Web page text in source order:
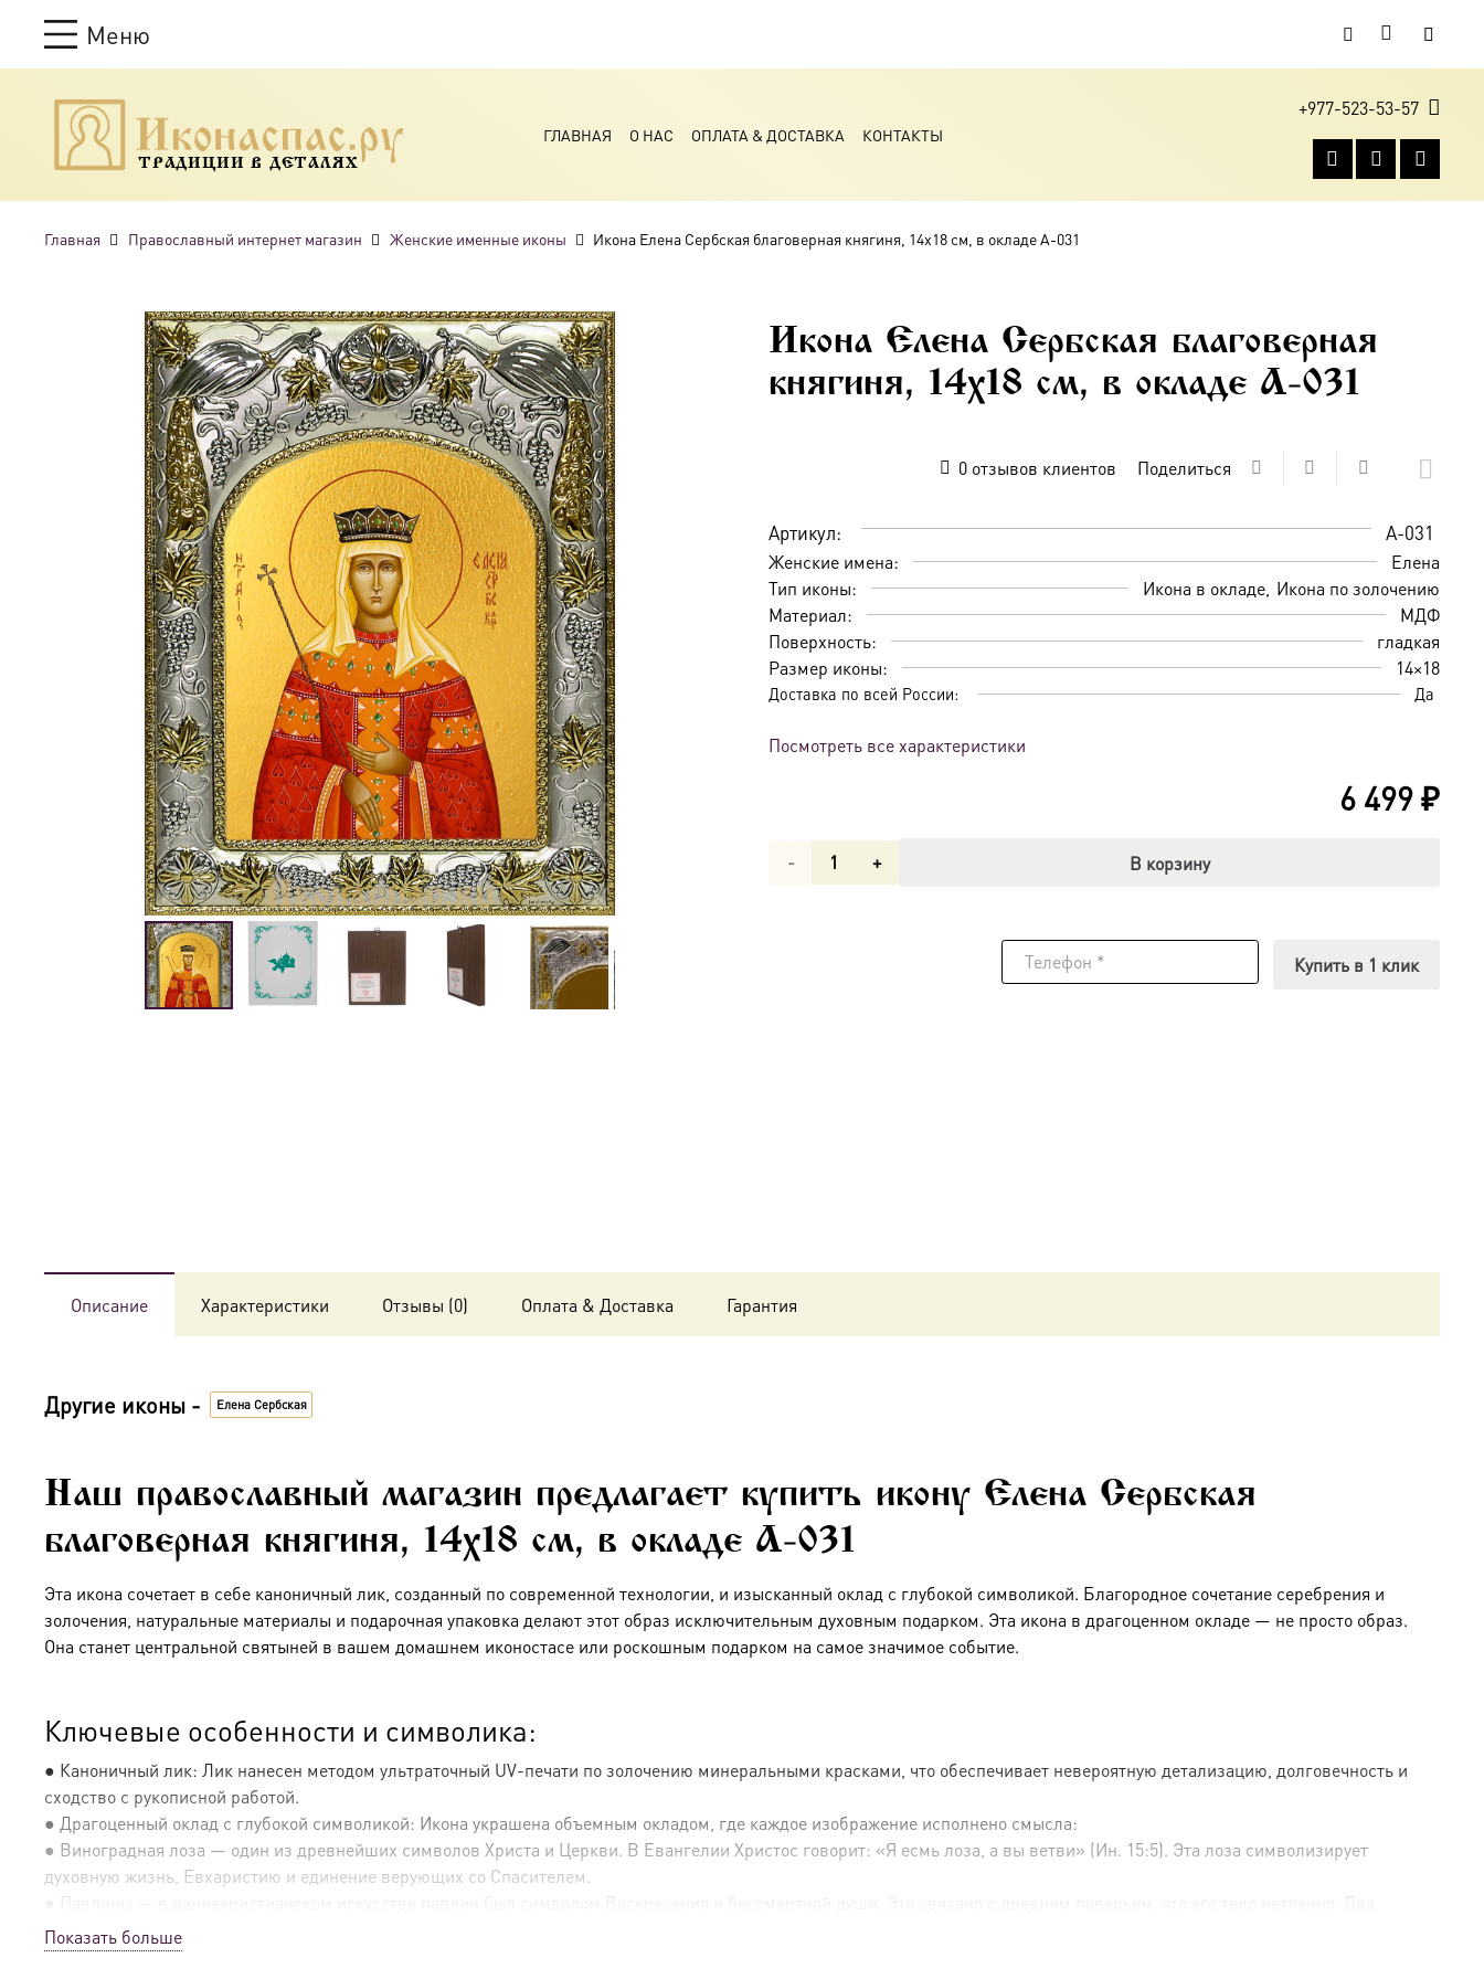
Меню
ТРАДИЦИИ В ДЕТАЛЯХ
ГЛАВНАЯ О НАС ОПЛАТА & ДОСТАВКА КОНТАКТЫ
+977-523-53-57
Главная Православный интернет магазин Женские именные иконы Икона Елена Сербская благоверная княгиня, 14х18 см, в окладе A-031
Икона Елена Сербская благоверная
княгиня, 14х18 см, в окладе A-031
0отзывов клиентов Поделиться
Артикул: A-031
Женские имена:
Елена
Тип иконы:
Икона в окладе Икона по золочению
Материал:
МДФ
Поверхность:
гладкая
Размер иконы:
14×18
Доставка по всей России: Да
Посмотреть все характеристики
6 499₽
Количество
A-
В корзину
Купить в 1 клик
Описание Характеристики Отзывы (0) Оплата & Доставка Гарантия
Другие иконы - Елена Сербская
Наш православный магазин предлагает купить икону Елена Сербская
благоверная княгиня, 14х18 см, в окладе A-031
Эта икона сочетает в себе каноничный лик, созданный по современной технологии, и изысканный оклад с глубокой символикой. Благородное сочетание серебрения и
золочения, натуральные материалы и подарочная упаковка делают этот образ исключительным духовным подарком. Эта икона в драгоценном окладе — не просто образ.
Она станет центральной святыней в вашем домашнем иконостасе или роскошным подарком на самое значимое событие.
Ключевые особенности и символика:
● Каноничный лик: Лик нанесен методом ультраточный UV-печати по золочению минеральными красками, что обеспечивает невероятную детализацию, долговечность и
сходство с рукописной работой.
● Драгоценный оклад с глубокой символикой: Икона украшена объемным окладом, где каждое изображение исполнено смысла:
● Виноградная лоза — один из древнейших символов Христа и Церкви. В Евангелии Христос говорит: «Я есмь лоза, а вы ветви» (Ин. 15:5). Эта лоза символизирует
духовную жизнь, Евхаристию и единение верующих со Спасителем.
● Павлины — в раннехристианском искусстве павлин был символом Воскресения и бессмертной души. Это связано с древним поверьем, что его тело нетленно. Два
павлина, пьющие из одной чаши (или расположенные по сторонам от лика), олицетворяют души, вкушающие от Божественной благодати и обретающие вечную жизнь.
● Благородная отделка: Оклад покрыт искусным сочетанием серебрения и золочения, что создает игру света и тени, подчеркивая объем и богатство узора. Такое сочетание
Показать больше